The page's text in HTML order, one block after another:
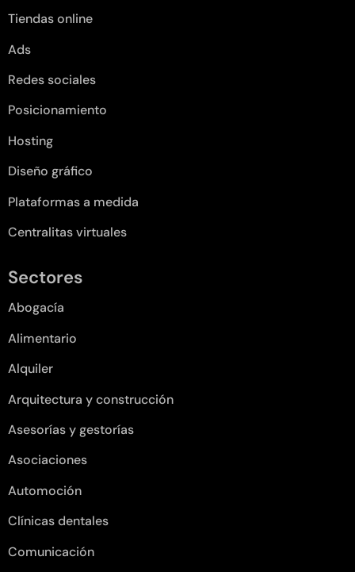
Tiendas online
Ads
Redes sociales
Posicionamiento
Hosting
Diseño gráfico
Plataformas a medida
Centralitas virtuales
Sectores
Abogacía
Alimentario
Alquiler
Arquitectura y construcción
Asesorías y gestorías
Asociaciones
Automoción
Clínicas dentales
Comunicación